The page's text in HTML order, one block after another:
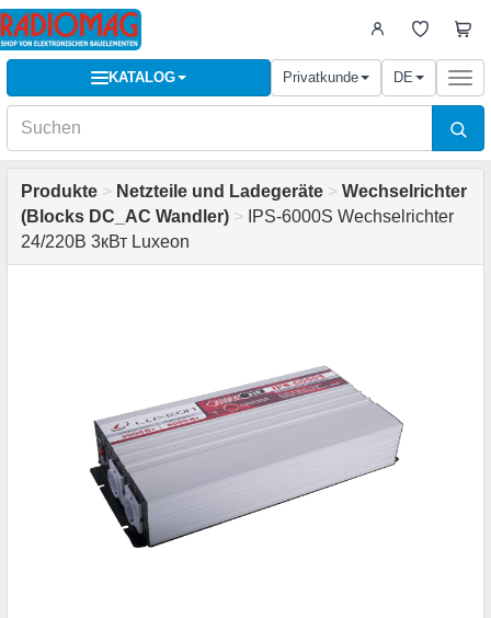
KATALOG Privatkunde DE
Produkte > Netzteile und Ladegeräte > Wechselrichter
(Blocks DC_AC Wandler) > IPS-6000S Wechselrichter
24/220В 3кВт Luxeon